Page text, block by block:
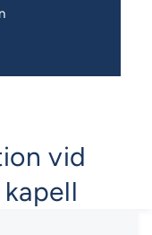
vid